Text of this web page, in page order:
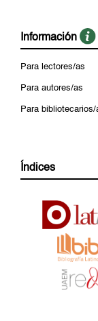
Información
Para lectores/as
Para autores/as
Para bibliotecarios/
Índices